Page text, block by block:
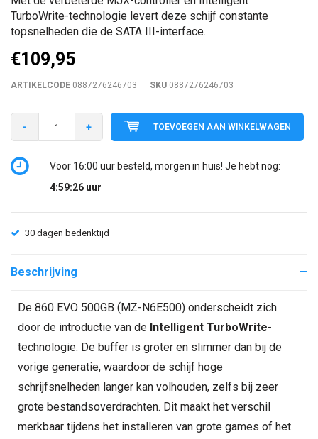
TurboWrite-technologie levert deze schijf constante
topsnelheden die de SATA III-interface.
€109,95
ARTIKELCODE 0887276246703 SKU 0887276246703
- + TOEVOEGEN AAN WINKELWAGEN
Voor 16:00 uur besteld, morgen in huis! Je hebt nog:
4:59:26uur
30 dagen bedenktijd
Beschrijving
De 860 EVO 500GB (MZ-N6E500) onderscheidt zich
door de introductie van de Intelligent TurboWrite-
technologie. De buffer is groter en slimmer dan bij de
vorige generatie, waardoor de schijf hoge
schrijfsnelheden langer kan volhouden, zelfs bij zeer
grote bestandsoverdrachten. Dit maakt het verschil
merkbaar tijdens het installeren van grote games of het